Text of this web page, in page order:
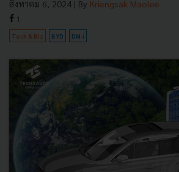
สิงหาคม 6, 2024 | By Kriengsak Maolee
1
Tech & Biz BYD DM-i